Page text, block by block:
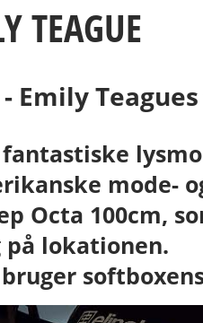
TEAGUE
- Emily
Octa 100cm,
på lokationen.